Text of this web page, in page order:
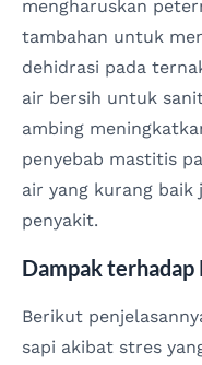
mengharuskan
tambahan untuk
dehidrasi pada
air bersih untuk
ambing
penyebab mastitis
air yang kurang
penyakit.
Dampak
Berikut
sapi akibat stres